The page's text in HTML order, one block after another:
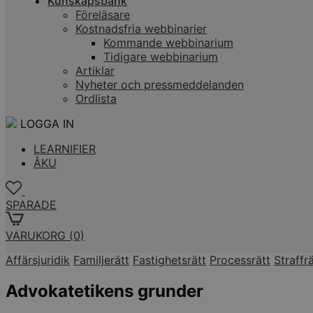
Föreläsare
Kostnadsfria webbinarier
Kommande webbinarium
Tidigare webbinarium
Artiklar
Nyheter och pressmeddelanden
Ordlista
LOGGA IN
LEARNIFIER
ÅKU
SPARADE
VARUKORG (0)
Affärsjuridik Familjerätt Fastighetsrätt Processrätt
Advokatetikens grunder